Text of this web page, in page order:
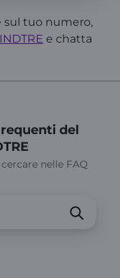
sul tuo numero,
e chatta
del
nelle FAQ